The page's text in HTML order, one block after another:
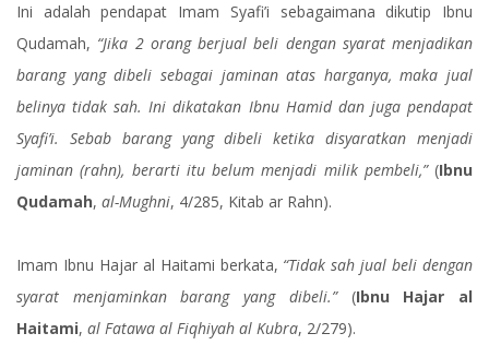
Ini adalah pendapat Imam Syafi’i sebagaimana dikutip Ibnu
Qudamah, “Jika 2 orang berjual beli dengan syarat menjadikan
barang yang dibeli sebagai jaminan atas harganya, maka jual
belinya tidak sah. Ini dikatakan Ibnu Hamid dan juga pendapat
Syafi’i. Sebab barang yang dibeli ketika disyaratkan menjadi
jaminan (rahn), berarti itu belum menjadi milik pembeli,”(Ibnu
Qudamah, al-Mughni, 4/285, Kitab ar Rahn).
Imam Ibnu Hajar al Haitami berkata, “Tidak sah jual beli dengan
syarat menjaminkan barang yang dibeli.”(Ibnu Hajar al
Haitami, al Fatawa al Fiqhiyah al Kubra, 2/279).